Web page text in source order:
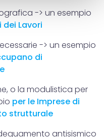
sezione dettagli. Puoi
in qualsiasi momento
contenuti ed
inoltre
il nostro sito con i
analisi dei dati web,
-> un esempio
Lavori
-> un esempio
di
o la modulistica per
per le Imprese di
strutturale
antisismico